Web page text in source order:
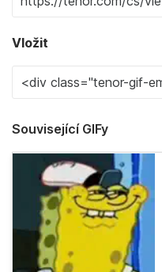
Vložit
Související GIFy